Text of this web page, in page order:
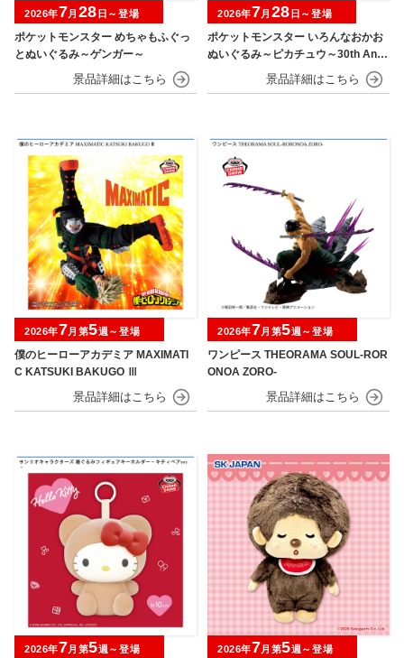
ポケットモンスター めちゃもふぐっ
とぬいぐるみ～ゲンガー～
2026年7月 28 日～登場
ポケットモンスター いろんなおかお
ぬいぐるみ～ピカチュウ～30th Anni
2026年7月 28 日～登場
僕のヒーローアカデミア MAXIMATI
C KATSUKI BAKUGO Ⅲ
2026年7月第5週～登場
ワンピース THEORAMA SOUL-ROR
ONOA ZORO-
2026年7月第5週～登場
2026年7月第5週～登場 2026年7月第5週～登場